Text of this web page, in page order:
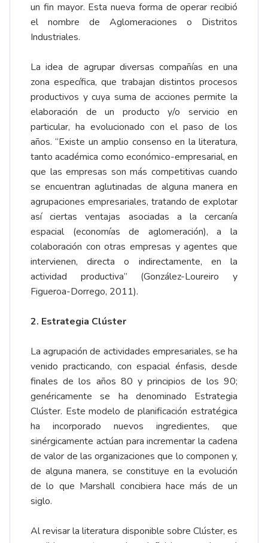
un fin mayor. Esta nueva forma de operar recibió
el nombre de Aglomeraciones o Distritos
Industriales.
La idea de agrupar diversas compañías en una
zona específica, que trabajan distintos procesos
productivos y cuya suma de acciones permite la
elaboración de un producto y/o servicio en
particular, ha evolucionado con el paso de los
años. “Existe un amplio consenso en la literatura,
tanto académica como económico-empresarial, en
que las empresas son más competitivas cuando
se encuentran aglutinadas de alguna manera en
agrupaciones empresariales, tratando de explotar
así ciertas ventajas asociadas a la cercanía
espacial (economías de aglomeración), a la
colaboración con otras empresas y agentes que
intervienen, directa o indirectamente, en la
actividad productiva” (González-Loureiro y
Figueroa-Dorrego, 2011).
2. Estrategia Clúster
La agrupación de actividades empresariales, se ha
venido practicando, con espacial énfasis, desde
finales de los años 80 y principios de los 90;
genéricamente se ha denominado Estrategia
Clúster. Este modelo de planificación estratégica
ha incorporado nuevos ingredientes, que
sinérgicamente actúan para incrementar la cadena
de valor de las organizaciones que lo componen y,
de alguna manera, se constituye en la evolución
de lo que Marshall concibiera hace más de un
siglo.
Al revisar la literatura disponible sobre Clúster, es